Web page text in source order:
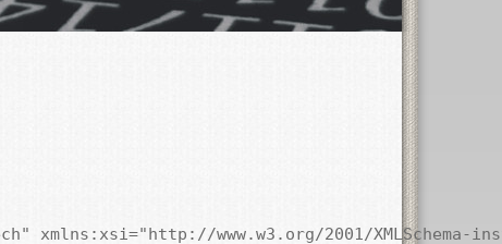
xmlns:xsi="http://www.w3.org/2001/